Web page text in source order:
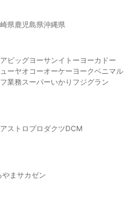
県鹿児島県沖縄県
ビッグヨーサンイトーヨーカドー
ーヤオコーオーケー ヨークベニマル
業務スーパーいかり フジグラン
アストロプロダクツDCM
やま サカゼン